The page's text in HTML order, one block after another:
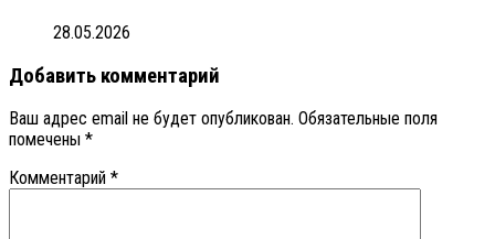
28.05.2026
Добавить комментарий
Ваш адрес email не будет опубликован. Обязательные поля
помечены *
Комментарий *